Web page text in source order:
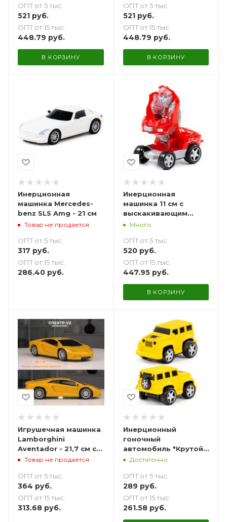
белый
ОПТ от 5 тыс.
521 руб.
ОПТ от 15 тыс.
448.79 руб.
В КОРЗИНУ
красный
ОПТ от 5 тыс.
521руб.
ОПТ от 15 тыс.
448.79 руб.
В КОРЗИНУ
Инерционная
машинка Mercedes-
benz SLS Amg - 21 см
Товар не продается
ОПТ от 5 тыс.
317 руб.
ОПТ от 15 тыс.
286.40 руб.
Инерционная
машинка 11 см с
выскакивающим
роботом
Много
ОПТ от 5 тыс.
520руб.
ОПТ от 15 тыс.
447.95руб.
В КОРЗИНУ
Игрушечная машинка
Lamborghini
Aventador - 21,7 см с
динамо-
моторчиком
Товар не продается
ОПТ от 5 тыс.
364 руб.
ОПТ от 15 тыс.
313.68 руб.
Инерционный
гоночный
автомобиль "Крутой
Вираж" №6
Достаточно
ОПТ от 5 тыс.
289 руб.
ОПТ от 15 тыс.
261.58руб.